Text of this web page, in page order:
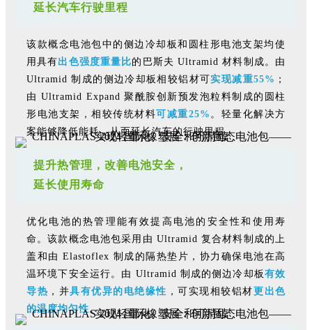
延长汽车行驶里程
该款概念电池包中的侧边冷却板和圆柱形电池支架均使
用具有出色强度重量比的巴斯夫 Ultramid 材料制成。由
Ultramid 制成的侧边冷却板相较铝材可实现减重55% ；
由 Ultramid Expand 聚酰胺创新预发泡粒料制成的圆柱
形电池支架，相较传统材料可减重25% 。轻量化解决方
案能够降低能耗，从而延长汽车的行驶里程。
提升热管理，改善电池安全，
延长使用寿命
优化电池的热管理能有效提高电池的安全性和使用寿
命。该款概念电池包采用由 Ultramid 复合材料制成的上
盖和由 Elastoflex 制成的隔热垫片，协力确保电池在高
温环境下安全运行。由 Ultramid 制成的侧边冷却板 有效
导热 ，并具有优异的电绝缘性 ，可实现相较铝材更 出色
的温度均匀性 。